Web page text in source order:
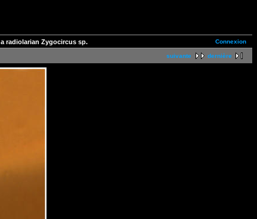
Connexion
a radiolarian Zygocircus sp.
suivante dernière